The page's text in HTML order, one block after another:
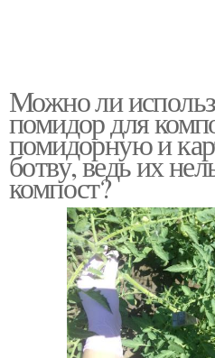
Можно ли
помидор для
помидорную и
ботву, ведь их
компост?